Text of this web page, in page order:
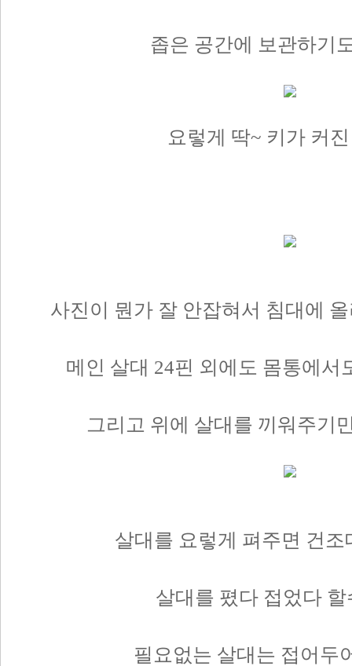
좁은 공간에 보관하기
요렇게 딱~ 키가 커
사진이 뭔가 잘 안잡혀서 침대에
메인 살대 24핀 외에도 몸통에서
그리고 위에 살대를 끼워주기
살대를 요렇게 펴주면 건조
살대를 폈다 접었다
필요없는 살대는 접어두